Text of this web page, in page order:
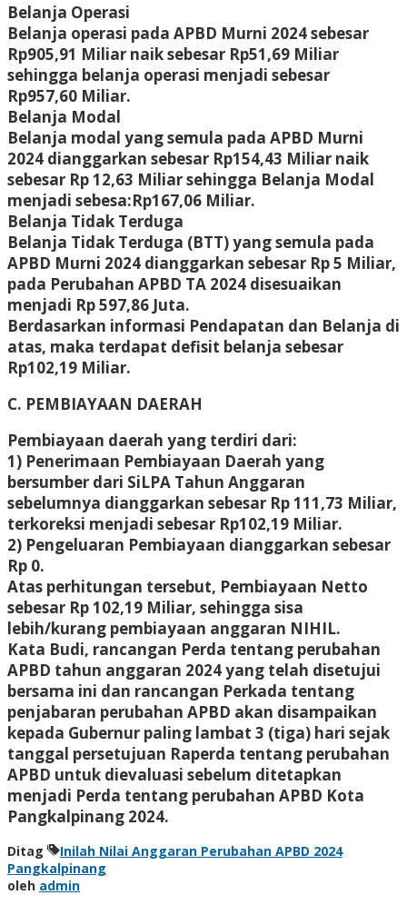
Belanja Operasi
Belanja operasi pada APBD Murni 2024 sebesar
Rp905,91 Miliar naik sebesar Rp51,69 Miliar
sehingga belanja operasi menjadi sebesar
Rp957,60 Miliar.
Belanja Modal
Belanja modal yang semula pada APBD Murni
2024 dianggarkan sebesar Rp154,43 Miliar naik
sebesar Rp 12,63 Miliar sehingga Belanja Modal
menjadi sebesa:Rp167,06 Miliar.
Belanja Tidak Terduga
Belanja Tidak Terduga (BTT) yang semula pada
APBD Murni 2024 dianggarkan sebesar Rp 5 Miliar,
pada Perubahan APBD TA 2024 disesuaikan
menjadi Rp 597,86 Juta.
Berdasarkan informasi Pendapatan dan Belanja di
atas, maka terdapat defisit belanja sebesar
Rp102,19 Miliar.
C. PEMBIAYAAN DAERAH
Pembiayaan daerah yang terdiri dari:
1) Penerimaan Pembiayaan Daerah yang
bersumber dari SiLPA Tahun Anggaran
sebelumnya dianggarkan sebesar Rp 111,73 Miliar,
terkoreksi menjadi sebesar Rp102,19 Miliar.
2) Pengeluaran Pembiayaan dianggarkan sebesar
Rp 0.
Atas perhitungan tersebut, Pembiayaan Netto
sebesar Rp 102,19 Miliar, sehingga sisa
lebih/kurang pembiayaan anggaran NIHIL.
Kata Budi, rancangan Perda tentang perubahan
APBD tahun anggaran 2024 yang telah disetujui
bersama ini dan rancangan Perkada tentang
penjabaran perubahan APBD akan disampaikan
kepada Gubernur paling lambat 3 (tiga) hari sejak
tanggal persetujuan Raperda tentang perubahan
APBD untuk dievaluasi sebelum ditetapkan
menjadi Perda tentang perubahan APBD Kota
Pangkalpinang 2024.
Ditag
Inilah Nilai Anggaran Perubahan APBD 2024
Pangkalpinang
oleh admin